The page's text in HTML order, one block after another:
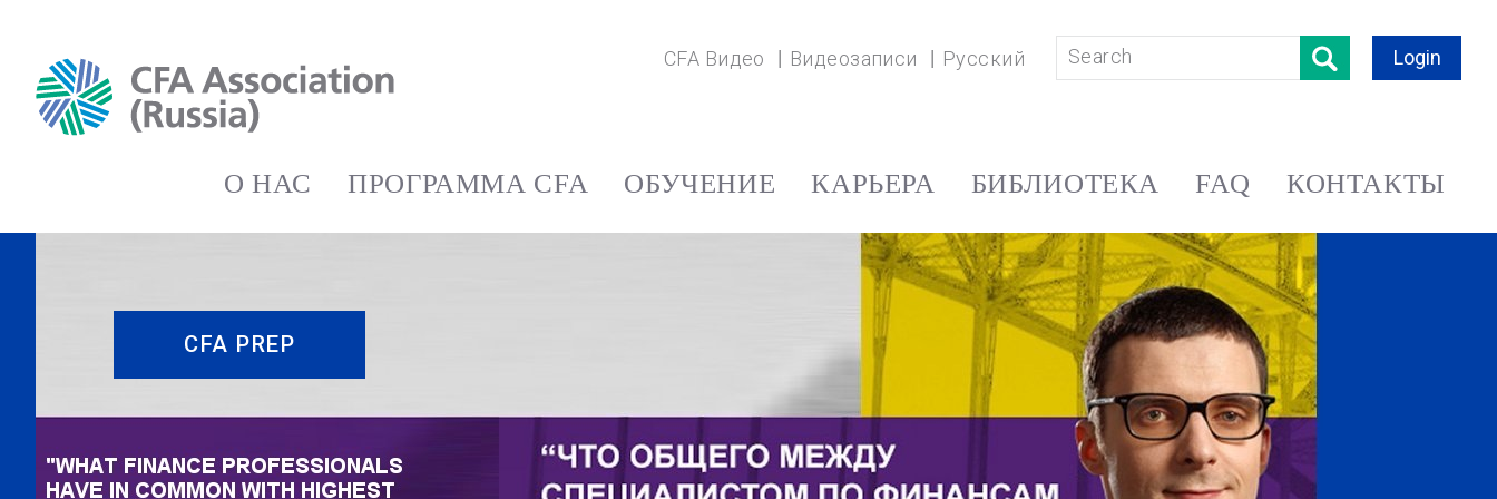
CFA Видео Видеозаписи Русский Login
О НАС ПРОГРАММА CFA ОБУЧЕНИЕ КАРЬЕРА БИБЛИОТЕКА FAQ КОНТАКТЫ
CFA PREP